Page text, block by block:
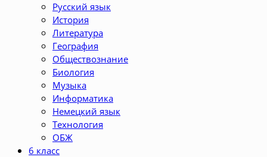
Русский язык
История
Литература
География
Обществознание
Биология
Музыка
Информатика
Немецкий язык
Технология
ОБЖ
6 класс